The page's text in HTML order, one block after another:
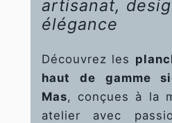
artisanat,
élégance
Découvrez les
haut de gamme
Mas, conçues à la
atelier avec
fonctionnalité
et la
site Web, en
façon dont le
site Web est
utilisé.